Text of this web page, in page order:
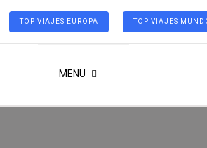
TOP VIAJES EUROPA TOP VIAJES
MENU